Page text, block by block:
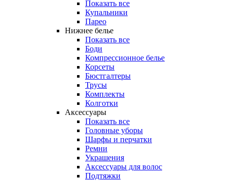
Показать все
Купальники
Парео
Нижнее белье
Показать все
Боди
Компрессионное белье
Корсеты
Бюстгалтеры
Трусы
Комплекты
Колготки
Аксессуары
Показать все
Головные уборы
Шарфы и перчатки
Ремни
Украшения
Аксессуары для волос
Подтяжки